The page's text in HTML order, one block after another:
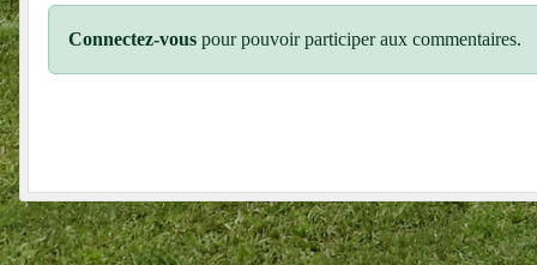
Connectez-vous pour pouvoir participer aux commentaires.